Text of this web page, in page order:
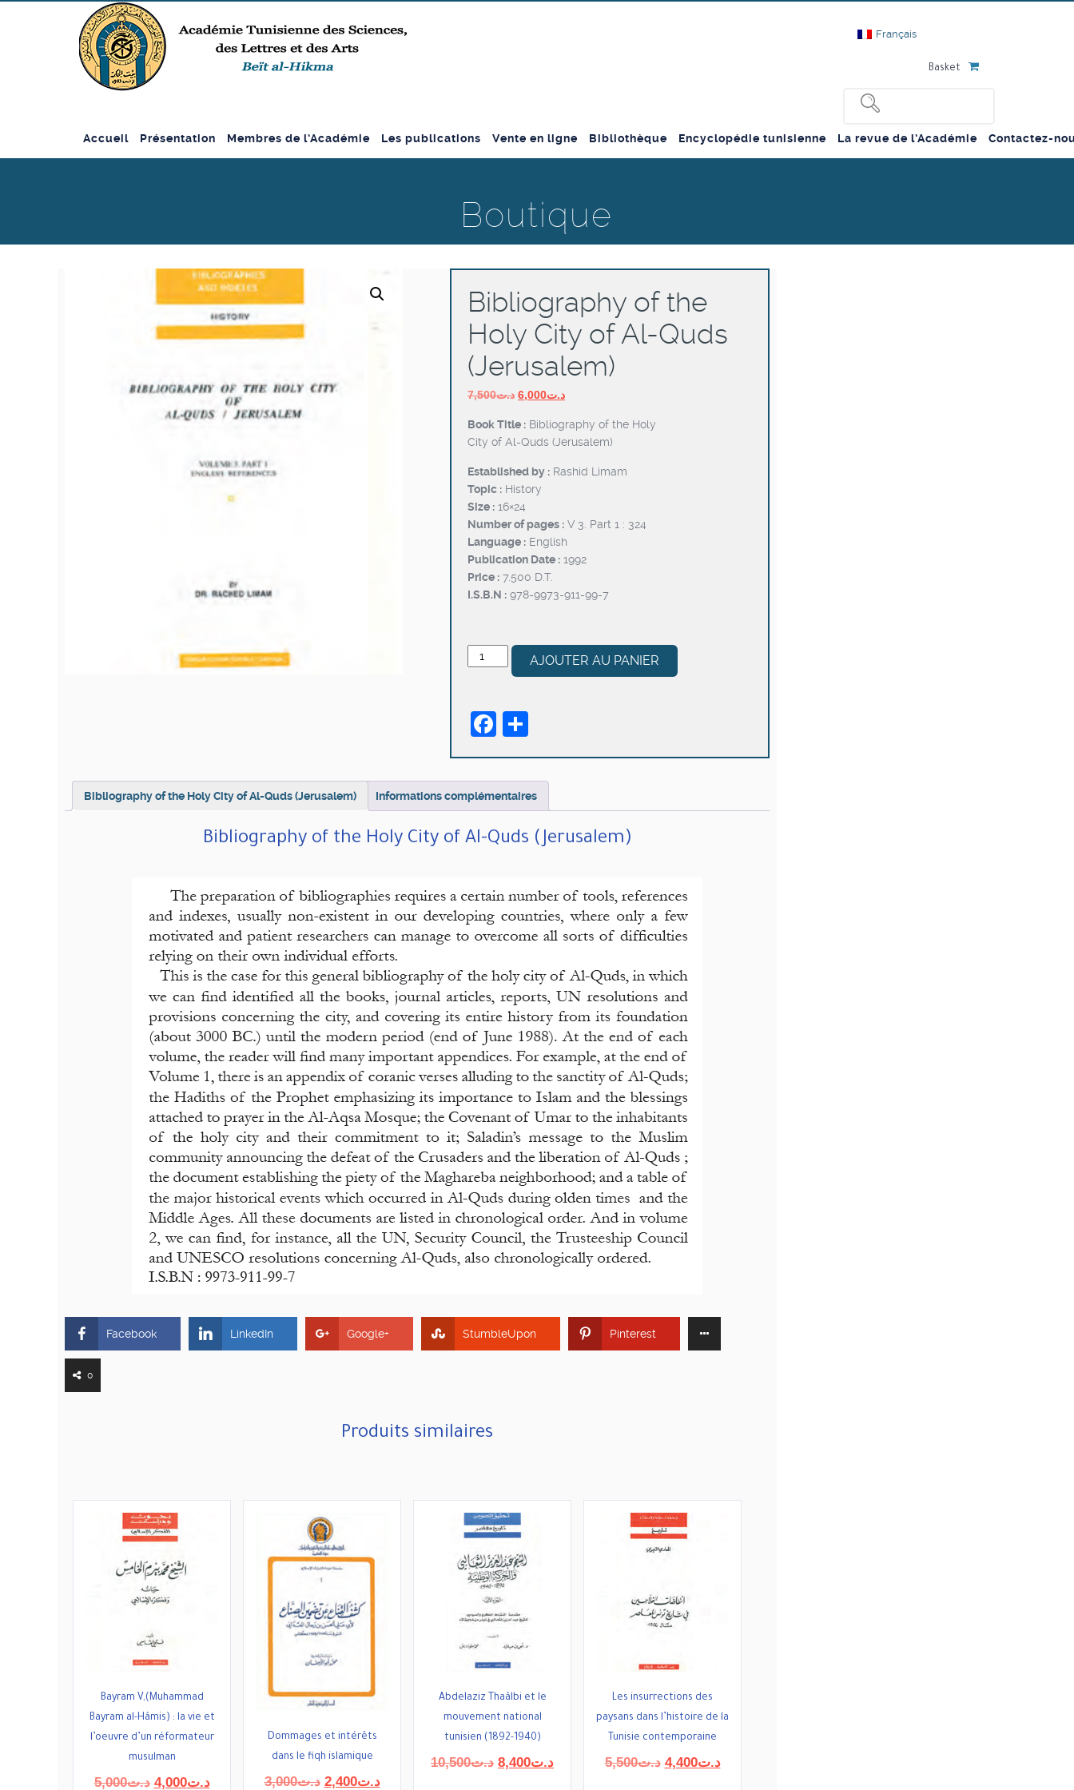
Français
Basket
Accueil Présentation Membres de l’Académie Les publications Vente en ligne Bibliothèque Encyclopédie tunisienne La revue de l’Académie Contactez-
Boutique
Bibliography of the
Holy City of Al-Quds
(Jerusalem)
د.ت7,500
Le
initial
était :
د.ت6,000
Le
actuel
est :
Book Title : Bibliography of the Holy
City of Al-Quds (Jerusalem)
Established by : Rashid Limam
Topic : History
Size : 16×24
Number of pages : V 3. Part 1 : 324
Language : English
Publication Date : 1992
Price : 7.500 D.T.
I.S.B.N : 978-9973-911-99-7
quantité
de
the
City
Al-
Quds
(Jerusalem)
AJOUTER AU PANIER
Facebook
Bibliography of the Holy City of Al-Quds (Jerusalem) Informations complémentaires
Bibliography of the Holy City of Al-Quds (Jerusalem)
Facebook LinkedIn Google+ StumbleUpon Pinterest
0
Produits similaires
Bayram V,(Muhammad
Bayram al-Hâmis) : la vie et
l’oeuvre d’un réformateur
musulman
د.ت5,000
Le
د.ت4,000
Le
Dommages et intérêts
dans le fiqh islamique
د.ت3,000
Le
د.ت2,400
Le
Abdelaziz Thaâlbi et le
mouvement national
tunisien (1892-1940)
د.ت10,500
Le
د.ت8,400
Le
Les insurrections des
paysans dans l’histoire de la
Tunisie contemporaine
د.ت5,500
Le
د.ت4,400
Le